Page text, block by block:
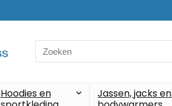
Search
for:
Hoodies en
Jassen, jacks en